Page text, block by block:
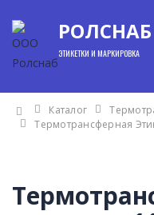
РОЛСНАБ
ЭТИКЕТКИ И МАРКИРОВКА
Каталог
Термотрансферная